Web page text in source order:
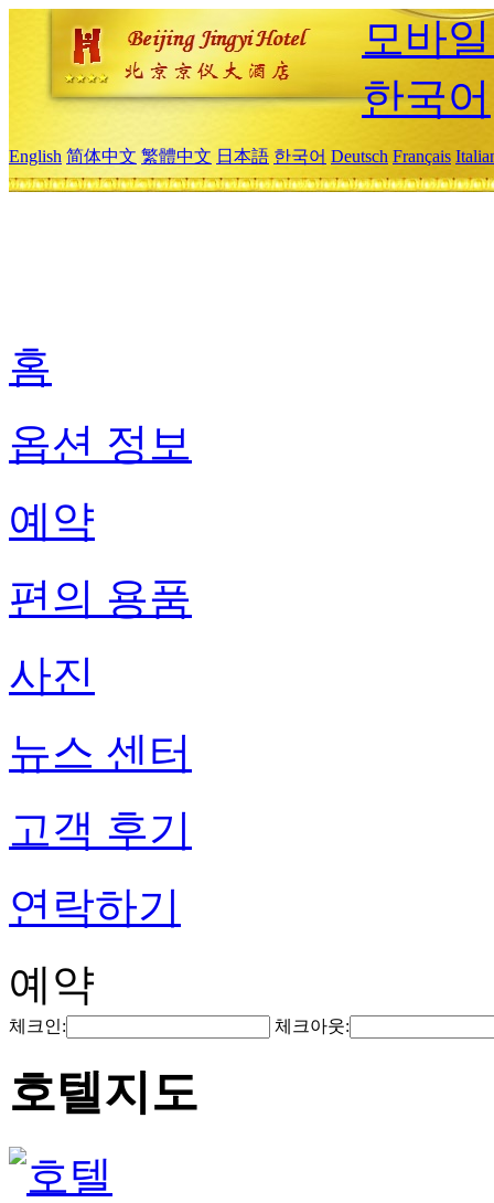
모바
한국어
English 简体中文 繁體中文 日本語 한국어 Deutsch Français
홈
옵션 정보
예약
편의 용품
사진
뉴스 센터
고객 후기
연락하기
예약
체크인: 체크아웃:
호텔지도